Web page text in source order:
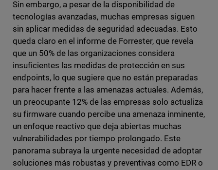
Sin embargo, a pesar de la disponibilidad de
tecnologías avanzadas, muchas empresas siguen
sin aplicar medidas de seguridad adecuadas. Esto
queda claro en el informe de Forrester, que revela
que un 50% de las organizaciones considera
insuficientes las medidas de protección en sus
endpoints, lo que sugiere que no están preparadas
para hacer frente a las amenazas actuales. Además,
un preocupante 12% de las empresas solo actualiza
su firmware cuando percibe una amenaza inminente,
un enfoque reactivo que deja abiertas muchas
vulnerabilidades por tiempo prolongado. Este
panorama subraya la urgente necesidad de adoptar
soluciones más robustas y preventivas como EDR o